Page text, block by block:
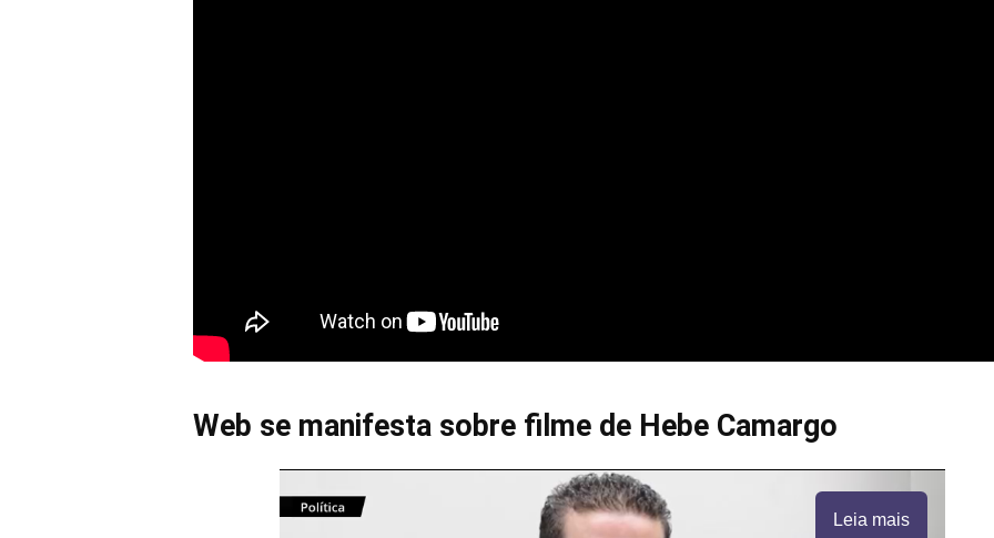
Web se manifesta sobre filme de Hebe Camargo
Leia mais